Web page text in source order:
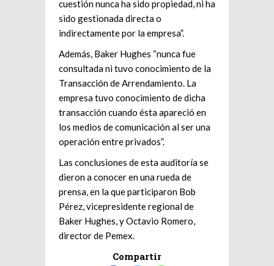
cuestión nunca ha sido propiedad, ni ha
sido gestionada directa o
indirectamente por la empresa”.
Además, Baker Hughes “nunca fue
consultada ni tuvo conocimiento de la
Transacción de Arrendamiento. La
empresa tuvo conocimiento de dicha
transacción cuando ésta apareció en
los medios de comunicación al ser una
operación entre privados”.
Las conclusiones de esta auditoría se
dieron a conocer en una rueda de
prensa, en la que participaron Bob
Pérez, vicepresidente regional de
Baker Hughes, y Octavio Romero,
director de Pemex.
Compartir